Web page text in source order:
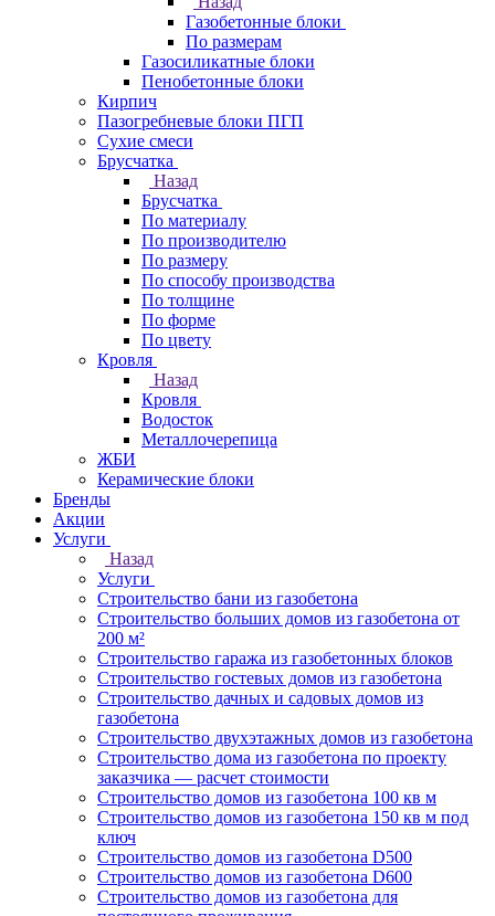
Газобетонные блоки
По размерам
Газосиликатные блоки
Пенобетонные блоки
Кирпич
Пазогребневые блоки ПГП
Сухие смеси
Брусчатка
Назад
Брусчатка
По материалу
По производителю
По размеру
По способу производства
По толщине
По форме
По цвету
Кровля
Назад
Кровля
Водосток
Металлочерепица
ЖБИ
Керамические блоки
Бренды
Акции
Услуги
Назад
Услуги
Строительство бани из газобетона
Строительство больших домов из газобетона от
200 м²
Строительство гаража из газобетонных блоков
Строительство гостевых домов из газобетона
Строительство дачных и садовых домов из
газобетона
Строительство двухэтажных домов из газобетона
Строительство дома из газобетона по проекту
заказчика — расчет стоимости
Строительство домов из газобетона 100 кв м
Строительство домов из газобетона 150 кв м под
ключ
Строительство домов из газобетона D500
Строительство домов из газобетона D600
Строительство домов из газобетона для